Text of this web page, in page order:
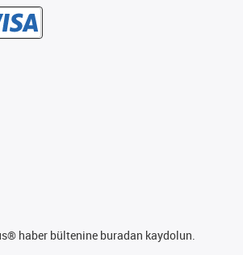
haber bültenine buradan kaydolun.